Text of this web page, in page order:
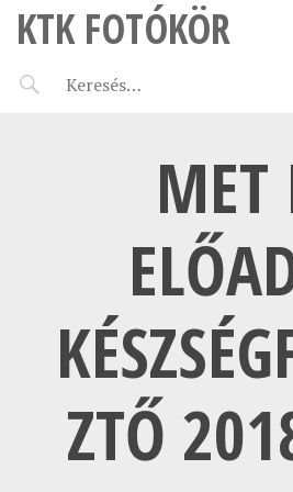
KTK FOTÓKÖR
MET
ZTŐ